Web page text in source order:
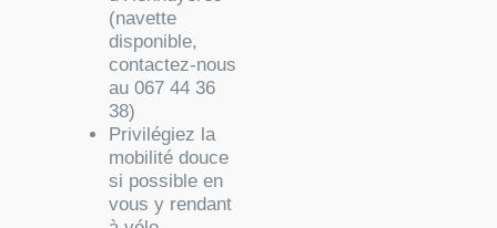
(navette
disponible,
contactez-nous
au 067 44 36
38)
Privilégiez la
mobilité douce
si possible en
vous y rendant